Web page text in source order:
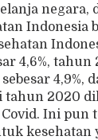
negara,
Indonesia
4,6%, tahun
4,9%,
tahun 2020
Ini pun
kesehatan